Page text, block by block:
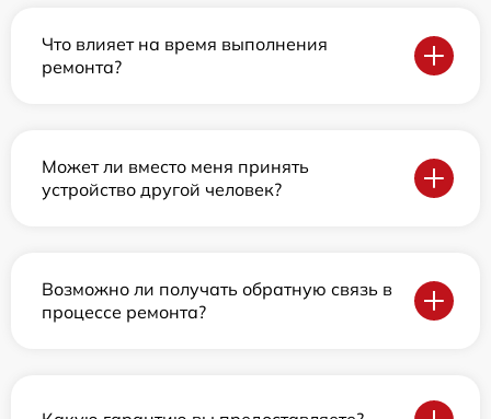
Что влияет на время выполнения
ремонта?
Может ли вместо меня принять
устройство другой человек?
Возможно ли получать обратную связь в
процессе ремонта?